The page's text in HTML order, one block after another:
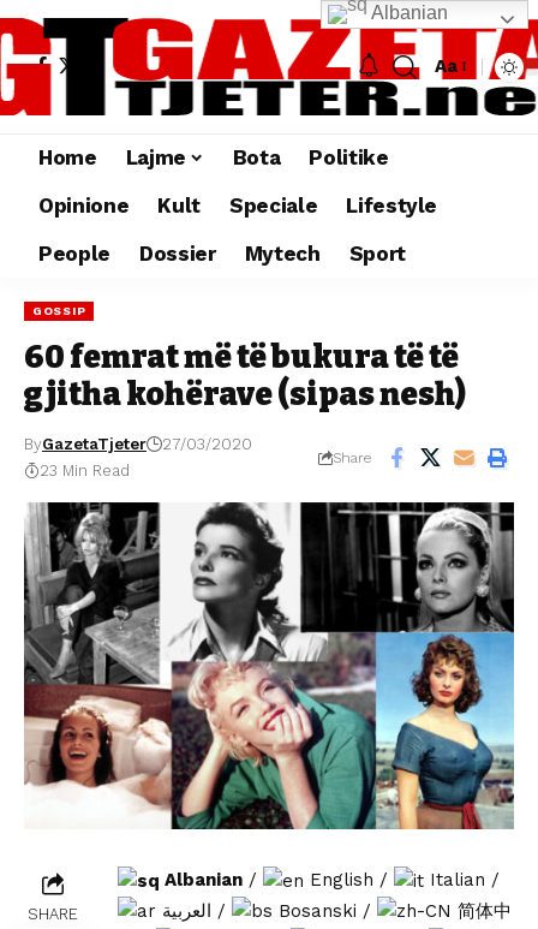
Aa
Home Lajme Bota
Politike
Opinione
Kult Speciale
Lifestyle
People
Dossier Mytech Sport
GOSSIP
60 femrat më të bukura të të
gjitha kohërave (sipas nesh)
ByGazetaTjeter
27/03/2020
23 Min Read
Share
SHARE
Albanian / English / Italian /
العربية / Bosanski /
简体中
Albanian